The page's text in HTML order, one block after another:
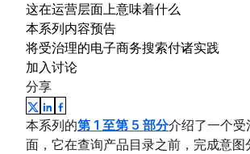
这在运营层面上意味着什么
本系列内容预告
将受治理的电子商务搜索付诸实践
加入讨论
分享
本系列的第 1 至第 5 部分介绍了一个受
面，它在查询产品目录之前，完成意图